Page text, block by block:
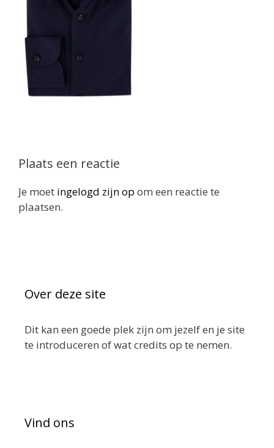
Plaats een reactie
Je moet ingelogd zijn op om een reactie te
plaatsen.
Over deze site
Dit kan een goede plek zijn om jezelf en je site
te introduceren of wat credits op te nemen.
Vind ons